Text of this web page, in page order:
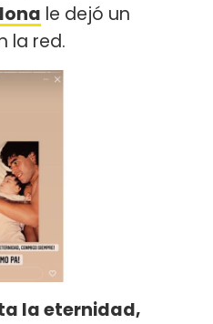
le dejó un
la red.
la eternidad,